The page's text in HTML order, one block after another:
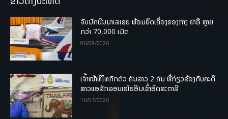
ຈັບນັກບິນມາເລເຊຍ ພ້ອມຍຶດເຄື່ອງຂອງກາງ ຢາອີ ຫຼາຍ
ກວ່າ 70,000 ເມັດ
06/08/2026
ເຈົ້າໜ້າທີ່ໄທກັກຕົວ ຄົນລາວ 2 ຄົນ ທີ່ກ່ຽວຂ້ອງກັບຄະດີ
ສາວແອລັກລອບເຮໂຣອີນເຂົ້າອົດສະຕາລີ
16/07/2026